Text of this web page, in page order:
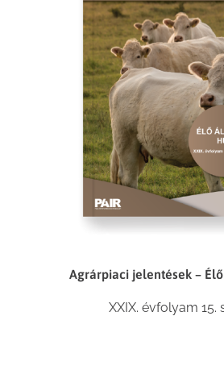
Agrárpiaci jelentések –
XXIX. évfolyam 15.